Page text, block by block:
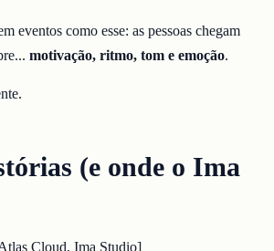
eventos como esse: as pessoas chegam
motivação, ritmo, tom e emoção.
(e onde o Ima
Cloud, Ima Studio]